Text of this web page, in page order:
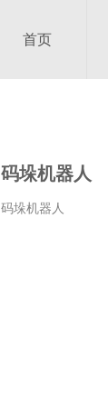
首页
码垛机器人
码垛机器人